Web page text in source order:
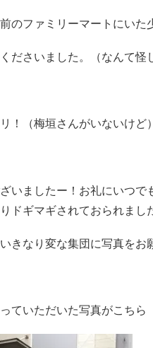
のファミリーマートにいた
ださいました。（なんて怪
！（梅垣さんがいないけど）
ざいましたー！お礼にいつ
ドギマギされておられまし
きなり変な集団に写真を
ていただいた写真がこちら